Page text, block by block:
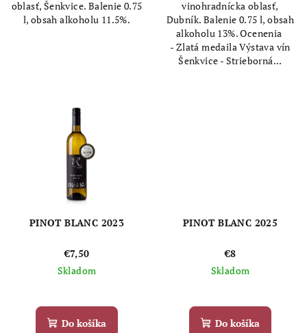
hviezdičiek.
oblasť, Šenkvice. Balenie 0.75
l, obsah alkoholu 11.5%.
hviezdičiek.
vinohradnícka oblasť,
Dubník. Balenie 0.75 l, obsah
alkoholu 13%. Ocenenia
- Zlatá medaila Výstava vín
Šenkvice - Strieborná...
PINOT BLANC 2023
€7,50
Skladom
hodnotenie
produktu
Do košíka
PINOT BLANC 2025
€8
Skladom
hodnotenie
produktu
Do košíka